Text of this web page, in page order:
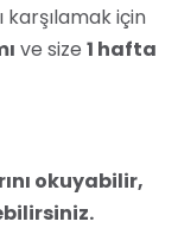
karşılamak için
ve size 1 hafta
okuyabilir,